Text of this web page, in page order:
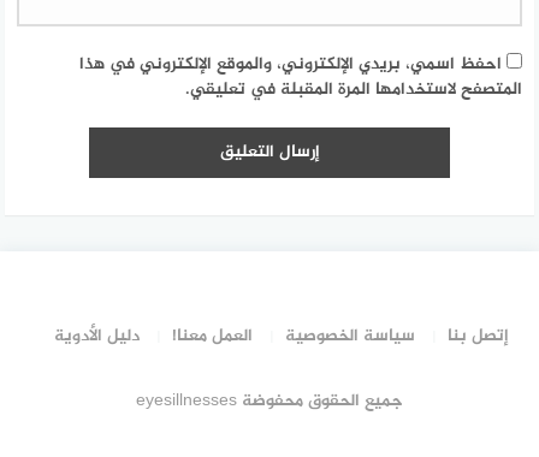
احفظ اسمي، بريدي الإلكتروني، والموقع الإلكتروني في هذا
المتصفح لاستخدامها المرة المقبلة في تعليقي.
إتصل بنا سياسة الخصوصية العمل معنا! دليل الأدوية
جميع الحقوق محفوضة eyesillnesses